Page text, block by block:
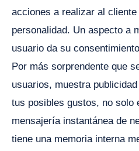
acciones a realizar al
personalidad. Un aspecto a
usuario da su
Por más sorprendente que
usuarios, muestra
tus posibles gustos, no solo
mensajería instantánea de
tiene una memoria interna